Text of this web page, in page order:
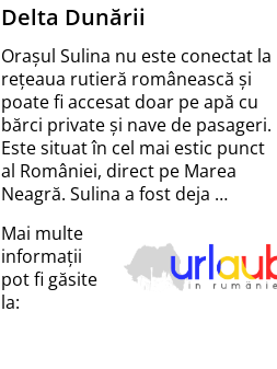
Delta Dunării
Orașul Sulina nu este conectat la
rețeaua rutieră românească și
poate fi accesat doar pe apă cu
bărci private și nave de pasageri.
Este situat în cel mai estic punct
al României, direct pe Marea
Neagră. Sulina a fost deja …
Mai multe
informații
pot fi găsite
la: